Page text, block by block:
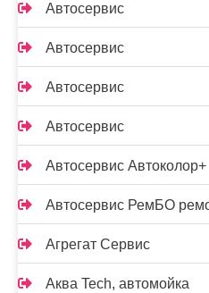
Автосервис
Автосервис
Автосервис
Автосервис
Автосервис Автоколор+
Автосервис РемБО
Агрегат Сервис
Аква Tech, автомойка